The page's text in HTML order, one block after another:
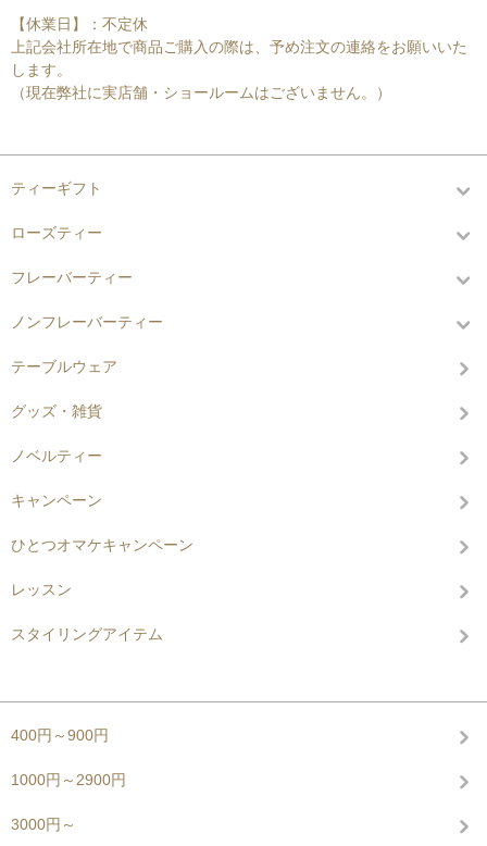
【休業日】：不定休
上記会社所在地で商品ご購入の際は、予め注文の連絡をお願いいた
します。
（現在弊社に実店舗・ショールームはございません。）
ティーギフト
ローズティー
フレーバーティー
ノンフレーバーティー
テーブルウェア
グッズ・雑貨
ノベルティー
キャンペーン
ひとつオマケキャンペーン
レッスン
スタイリングアイテム
400円～900円
1000円～2900円
3000円～